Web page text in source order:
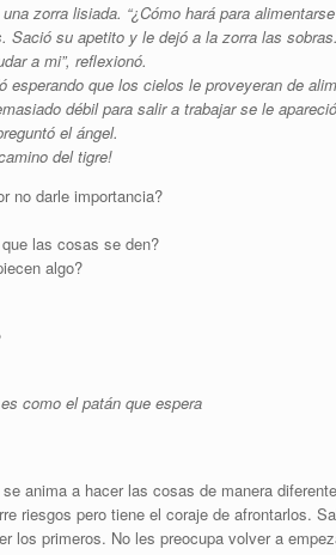
zorra lisiada. “¿Cómo hará para
Sació su apetito y le dejó a la zorra las sobras.
a mi”, reflexionó.
que los cielos le proveyeran de
débil para salir a trabajar se le
el ángel.
del tigre!
no darle importancia?
las cosas se den?
algo?
como el patán que espera
anima a hacer las cosas de manera
riesgos pero tiene el coraje de afrontarlos.
los primeros. No les preocupa volver a